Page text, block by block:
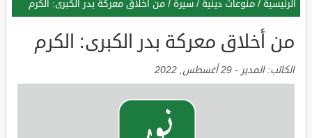
الرئيسية / منوعات دينية / سيرة / من أخلاق معركة بدر الكبرى: الكرم
من أخلاق معركة بدر الكبرى: الكرم
الكاتب:المدير - 29 أغسطس, 2022